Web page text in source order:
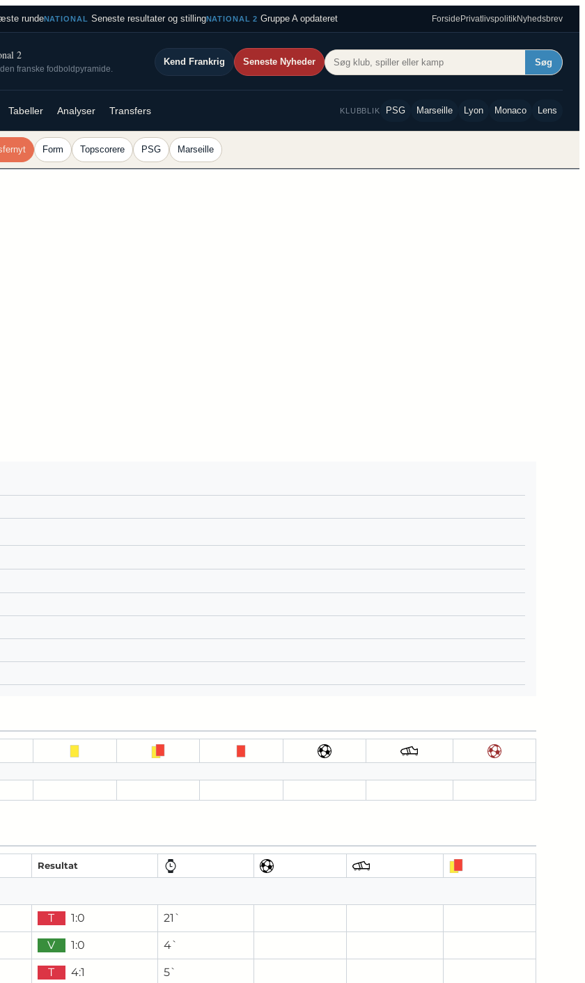
rundeNATIONAL Seneste resultater og stillingNATIONAL 2 Gruppe A opdateret ForsidePrivatlivspolitikNyhedsbrev
2
franske fodboldpyramide.
Kend Frankrig Seneste Nyheder Søg
Tabeller Analyser Transfers KLUBBLIK PSG Marseille Lyon Monaco Lens
Form Topscorere PSG Marseille
Resultat
T 1:0 21`
V 1:0 4`
T 4:1 5`